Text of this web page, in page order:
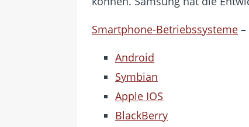
Smartphone-Betriebssysteme
Android
Symbian
Apple IOS
BlackBerry